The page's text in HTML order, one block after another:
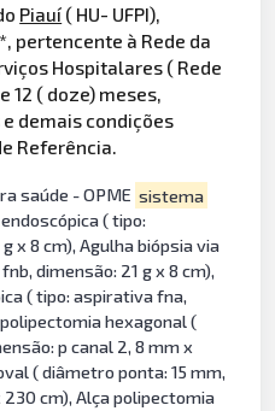
Piauí ( HU- UFPI),
pertencente à Rede da
Hospitalares ( Rede
12 ( doze) meses,
demais condições
Referência.
saúde - OPME sistema
( tipo:
x 8 cm), Agulha biópsia via
dimensão: 21 g x 8 cm),
( tipo: aspirativa fna,
hexagonal (
p canal 2, 8 mm x
( diâmetro ponta: 15 mm,
cm), Alça polipectomia